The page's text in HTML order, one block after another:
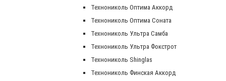
Технониколь Оптима Аккорд
Технониколь Оптима Соната
Технониколь Ультра Самба
Технониколь Ультра Фокстрот
Технониколь Shinglas
Технониколь Финская Аккорд